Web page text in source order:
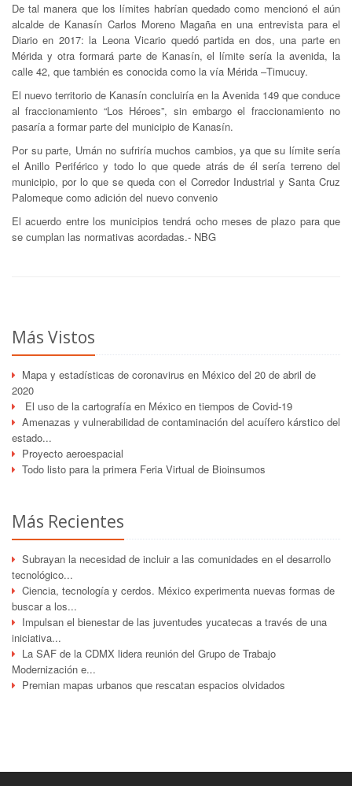
De tal manera que los límites habrían quedado como mencionó el aún
alcalde de Kanasín Carlos Moreno Magaña en una entrevista para el
Diario en 2017: la Leona Vicario quedó partida en dos, una parte en
Mérida y otra formará parte de Kanasín, el límite sería la avenida, la
calle 42, que también es conocida como la vía Mérida –Timucuy.
El nuevo territorio de Kanasín concluiría en la Avenida 149 que conduce
al fraccionamiento “Los Héroes”, sin embargo el fraccionamiento no
pasaría a formar parte del municipio de Kanasín.
Por su parte, Umán no sufriría muchos cambios, ya que su límite sería
el Anillo Periférico y todo lo que quede atrás de él sería terreno del
municipio, por lo que se queda con el Corredor Industrial y Santa Cruz
Palomeque como adición del nuevo convenio
El acuerdo entre los municipios tendrá ocho meses de plazo para que
se cumplan las normativas acordadas.- NBG
Más Vistos
Mapa y estadísticas de coronavirus en México del 20 de abril de
2020
El uso de la cartografía en México en tiempos de Covid-19
Amenazas y vulnerabilidad de contaminación del acuífero kárstico del
estado...
Proyecto aeroespacial
Todo listo para la primera Feria Virtual de Bioinsumos
Más Recientes
Subrayan la necesidad de incluir a las comunidades en el desarrollo
tecnológico...
Ciencia, tecnología y cerdos. México experimenta nuevas formas de
buscar a los...
Impulsan el bienestar de las juventudes yucatecas a través de una
iniciativa...
La SAF de la CDMX lidera reunión del Grupo de Trabajo
Modernización e...
Premian mapas urbanos que rescatan espacios olvidados